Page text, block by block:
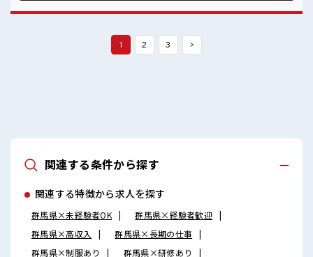
も充実しそう♪
1 2 3 >
関連する条件から探す
関連する特徴から求人を探す
群馬県×未経験者OK
群馬県×経験者歓迎
群馬県×高収入
群馬県×長期の仕事
群馬県×制服あり
群馬県×研修あり